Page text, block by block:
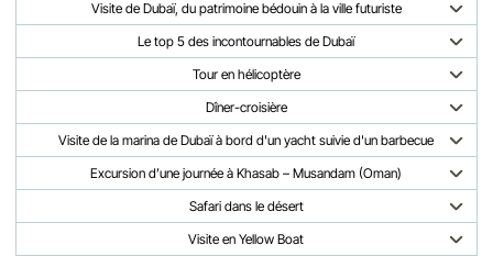
Visite de Dubaï, du patrimoine bédouin à la ville futuriste
Le top 5 des incontournables de Dubaï
Tour en hélicoptère
Dîner-croisière
Visite de la marina de Dubaï à bord d'un yacht suivie d'un barbecue
Excursion d’une journée à Khasab – Musandam (Oman)
Safari dans le désert
Visite en Yellow Boat